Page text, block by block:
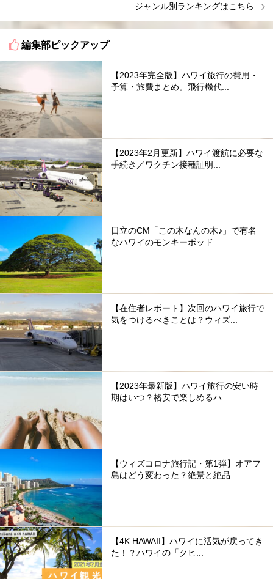
ジャンル別ランキングはこちら
編集部ピックアップ
【2023年完全版】ハワイ旅行の費用・
予算・旅費まとめ。飛行機代...
【2023年2月更新】ハワイ渡航に必要な
手続き／ワクチン接種証明...
日立のCM「この木なんの木♪」で有名
なハワイのモンキーポッド
【在住者レポート】次回のハワイ旅行で
気をつけるべきことは？ウィズ...
【2023年最新版】ハワイ旅行の安い時
期はいつ？格安で楽しめるハ...
【ウィズコロナ旅行記・第1弾】オアフ
島はどう変わった？絶景と絶品...
【4K HAWAII】ハワイに活気が戻ってき
た！？ハワイの「クヒ...